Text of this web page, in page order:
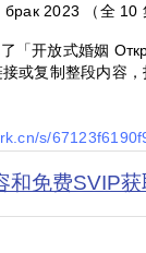
2023 （全 10
「开放式婚姻
接或复制整段内容
s/
和免费SVIP获